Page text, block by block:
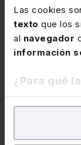
Las cookies
texto que los
al navegador
información
¿Para qué
En Lefebvre
nuestra página
Partner
Co-head